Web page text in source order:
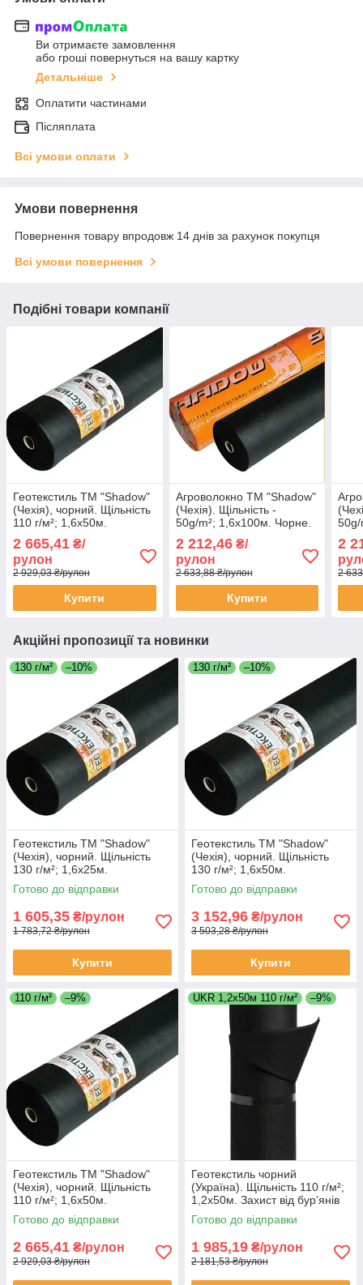
Ви отримаєте замовлення
або гроші повернуться на вашу картку
Детальніше
Оплатити частинами
Післяплата
Всі умови оплати
Умови повернення
Повернення товару впродовж 14 днів за рахунок покупця
Всі умови повернення
Подібні товари компанії
Геотекстиль ТМ "Shadow"
(Чехія), чорний. Щільність
110 г/м²; 1,6х50м.
2 665,41 ₴/
рулон
2 929,03 ₴/рулон
Купити
Агроволокно ТМ "Shadow"
(Чехія). Щільність -
50g/m²; 1,6х100м. Чорне.
2 212,46₴/
рулон
2 633,88 ₴/рулон
Купити
50g/
2
2
Акційні пропозиції та новинки
130 г/м² –10%
Геотекстиль ТМ "Shadow"
(Чехія), чорний. Щільність
130 г/м²; 1,6х25м.
Готово до відправки
1 605,35 ₴/рулон
1 783,72 ₴/рулон
Купити
130 г/м² –10%
Геотекстиль ТМ "Shadow"
(Чехія), чорний. Щільність
130 г/м²; 1,6х50м.
Готово до відправки
3 152,96 ₴/рулон
3 503,28 ₴/рулон
Купити
110 г/м² –9%
Геотекстиль ТМ "Shadow"
(Чехія), чорний. Щільність
110 г/м²; 1,6х50м.
Готово до відправки
2 665,41 ₴/рулон
2 929,03 ₴/рулон
UKR 1,2х50м 110 г/м² –9%
Геотекстиль чорний
(Україна). Щільність 110 г/м²;
1,2х50м. Захист від бур’янів
та дренаж (UV‑стабілізація).
Готово до відправки
1 985,19 ₴/рулон
2 181,53 ₴/рулон